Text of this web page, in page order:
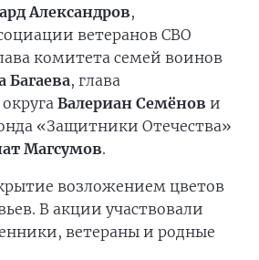
Александров,
ветеранов СВО
комитета семей воинов
Багаева, глава
Валериан Семёнов и
«Защитники Отечества»
Магсумов.
возложением цветов
В акции участвовали
ветераны и родные